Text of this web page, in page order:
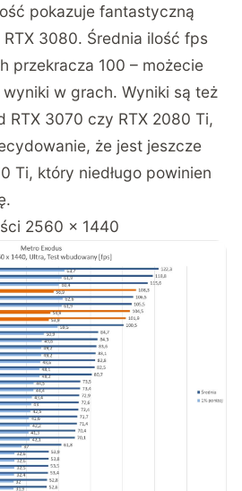
pokazuje fantastyczną
3080. Średnia ilość fps
przekracza 100 – możecie
w grach. Wyniki są też
RTX 3070 czy RTX 2080 Ti,
że jest jeszcze
Ti, który niedługo powinien
2560 x 1440